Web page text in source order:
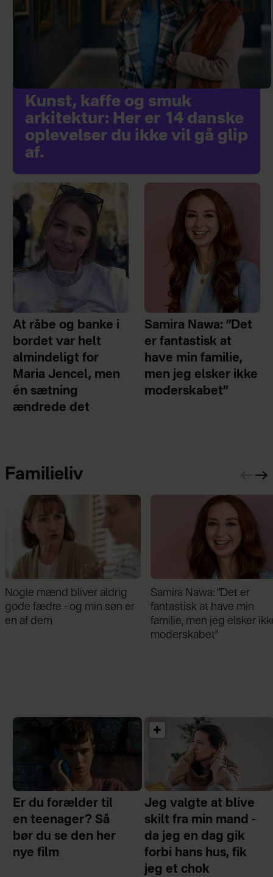
Kunst, kaffe og smuk
arkitektur: Her er 14 danske
oplevelser du ikke vil gå glip
af.
At råbe og banke i
bordet var helt
almindeligt for
Maria Jencel, men
én sætning
ændrede det
Samira Nawa: ”Det
er fantastisk at
have min familie,
men jeg elsker ikke
moderskabet”
Familieliv
Nogle mænd bliver aldrig
gode fædre - og min søn er
en af dem
Samira Nawa: ”Det er
fantastisk at have min
familie, men jeg elsker
moderskabet”
Er du forælder til
en teenager? Så
bør du se den her
nye film
Jeg valgte at blive
skilt fra min mand -
da jeg en dag gik
forbi hans hus, fik
jeg et chok